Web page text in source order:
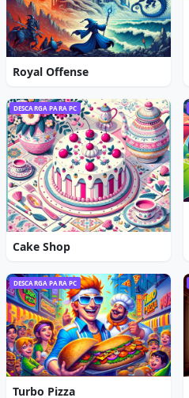
Royal Offense
DESCARGA PARA PC
Cake Shop
DESCARGA PARA PC
Turbo Pizza